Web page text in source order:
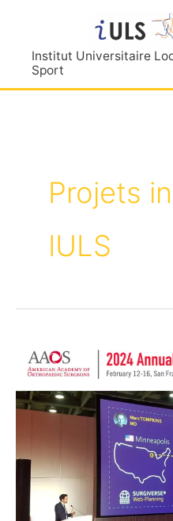
contenuInstitut Universitaire
Sport
Projets
IULS